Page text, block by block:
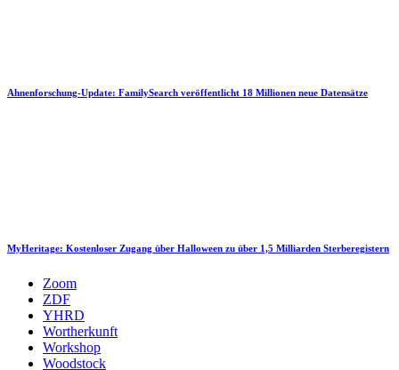
Ahnenforschung-Update: FamilySearch veröffentlicht 18 Millionen neue Datensätze
MyHeritage: Kostenloser Zugang über Halloween zu über 1,5 Milliarden Sterberegistern
Zoom
ZDF
YHRD
Wortherkunft
Workshop
Woodstock